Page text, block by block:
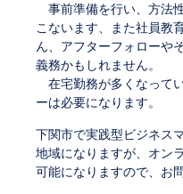
事前準備を行い、方法
こないます、また社員教
ん、アフターフォローや
義務かもしれません。
在宅勤務が多くなって
ーは必要になります。
下関市で実践型ビジネス
地域になりますが、オン
可能になりますので、お